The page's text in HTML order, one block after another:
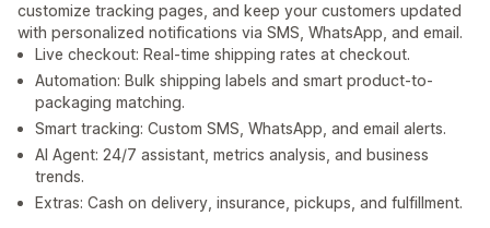
customize tracking pages, and keep your customers updated
with personalized notifications via SMS, WhatsApp, and email.
Live checkout: Real-time shipping rates at checkout.
Automation: Bulk shipping labels and smart product-to-
packaging matching.
Smart tracking: Custom SMS, WhatsApp, and email alerts.
AI Agent: 24/7 assistant, metrics analysis, and business
trends.
Extras: Cash on delivery, insurance, pickups, and fulfillment.